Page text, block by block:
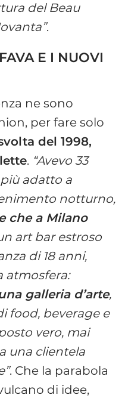
del Beau
.
E I NUOVI
ne sono
per fare solo
del 1998,
. “Avevo 33
adatto a
notturno,
che a Milano
art bar estroso
di 18 anni,
atmosfera:
galleria d’arte,
food, beverage e
vero, mai
una clientela
. Che la parabola
di idee,